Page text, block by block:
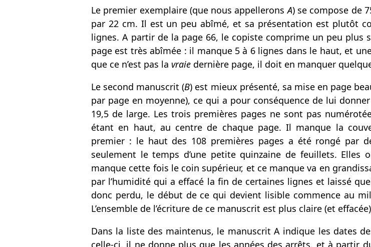
Le premier exemplaire (que nous appelleronsA) se compose de
par 22 cm. Il est un peu abîmé, et sa présentation est plutôt
lignes. A partir de la page 66, le copiste comprime un peu plus
page est très abîmée : il manque 5 à 6 lignes dans le haut, et
que ce n’est pas la vraie dernière page, il doit en manquer
Le second manuscrit (B) est mieux présenté, sa mise en page
par page en moyenne), ce qui a pour conséquence de lui
19,5 de large. Les trois premières pages ne sont pas
étant en haut, au centre de chaque page. Il manque la
premier : le haut des 108 premières pages a été rongé par
seulement le temps d’une petite quinzaine de feuillets.
manque cette fois le coin supérieur, et ce manque va en
par l’humidité qui a effacé la fin de certaines lignes et laissé
donc perdu, le début de ce qui devient lisible commence au
L’ensemble de l’écriture de ce manuscrit est plus claire (et
Dans la liste des maintenus, le manuscrit A indique les dates
celle-ci, il ne donne plus que les années des arrêts, et à partir